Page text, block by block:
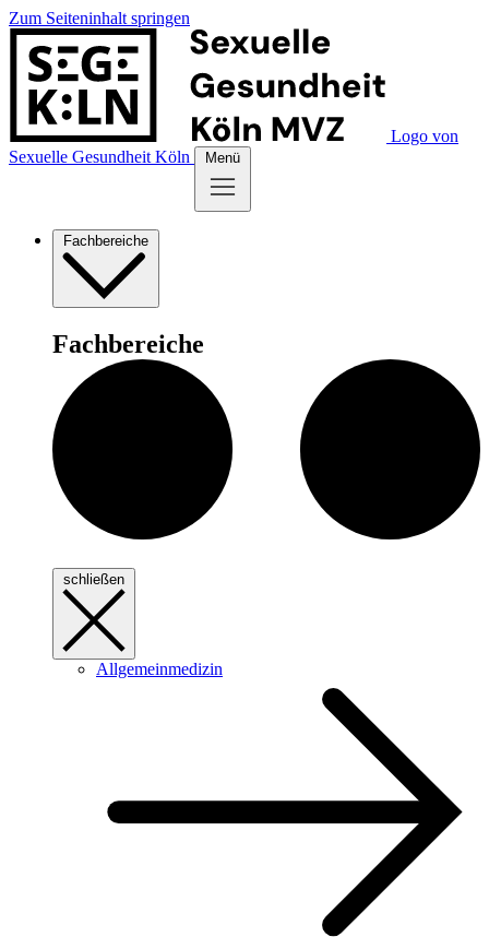
Zum Seiteninhalt springen
Logo von
Sexuelle Gesundheit Köln
Menü
Fachbereiche
Fachbereiche
schließen
Allgemeinmedizin